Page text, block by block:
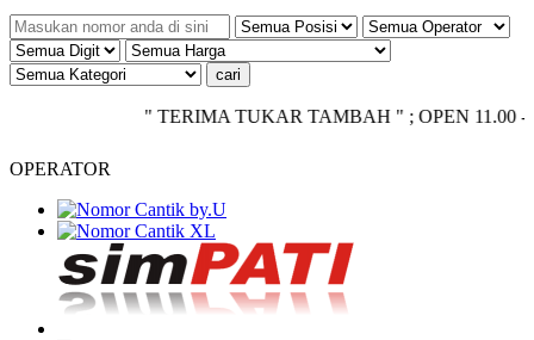
" TERIMA TUKAR TAMBAH " ; OPEN 11.00 -
OPERATOR